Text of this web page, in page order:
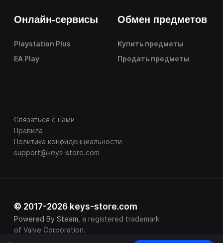
Онлайн-сервисы
Playstation Plus
EA Play
Обмен предметов
Купить предметы
Продать предметы
Связаться с нами
Правила
Политика конфиденциальности
support@keys-store.com
© 2017-2026 keys-store.com
Powered By Steam , a registered trademark
of Valve Corporation.